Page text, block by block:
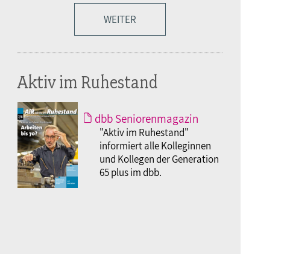
WEITER
Aktiv im Ruhestand
dbb Seniorenmagazin
"Aktiv im Ruhestand"
informiert alle Kolleginnen
und Kollegen der Generation
65 plus im dbb.